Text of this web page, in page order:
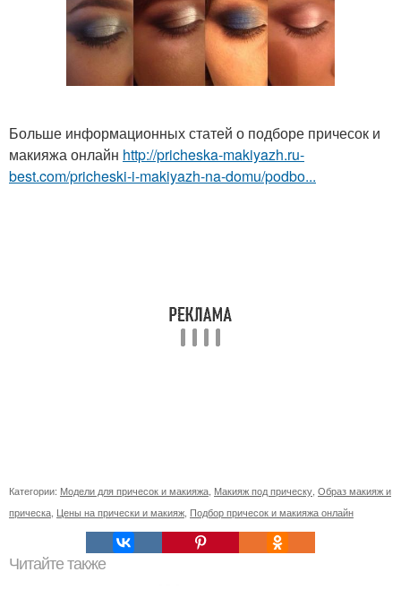
Больше информационных статей о подборе причесок и
макияжа онлайн http://pricheska-makiyazh.ru-
best.com/pricheski-i-makiyazh-na-domu/podbo...
Категории: Модели для причесок и макияжа Макияж под прическу Образ макияж и
прическа Цены на прически и макияж Подбор причесок и макияжа онлайн
Читайте также